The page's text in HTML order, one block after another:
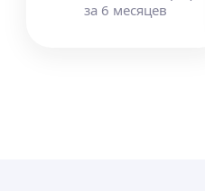
за 6 месяцев